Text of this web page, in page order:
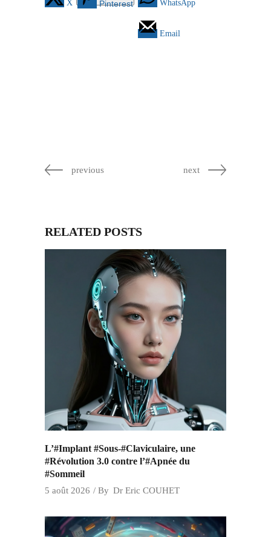
X Pinterest WhatsApp
Email
previous next
RELATED POSTS
L’#Implant #Sous-#Claviculaire, une
#Révolution 3.0 contre l’#Apnée du
#Sommeil
5 août 2026 By Dr Eric COUHET